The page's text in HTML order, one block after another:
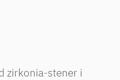
zirkonia-stener i